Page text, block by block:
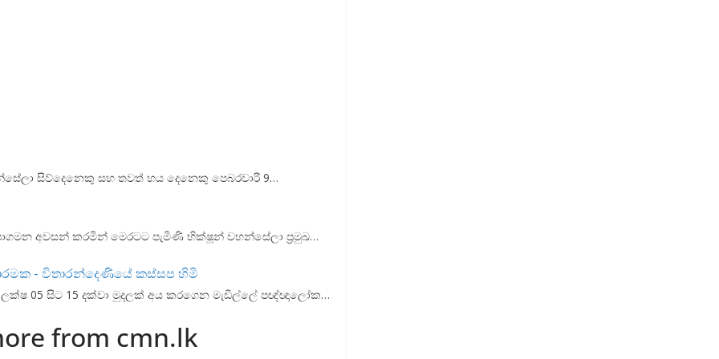
සිව්දෙනෙකු සහ තවත් හය දෙනෙකු පෙබරවාරි 9…
අවසන් කරමින් මෙරටට පැමිණි භික්ෂූන් වහන්සේලා ප්‍රමුඛ…
- විතාරන්දෙණියේ කස්සප හිමි
05 සිට 15 දක්වා මුදලක් අය කරගෙන මැඩිල්ලේ පඥ්ඥාලෝක…
from cmn.lk